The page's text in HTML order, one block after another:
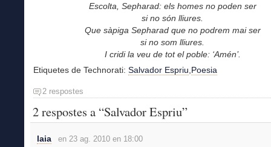
Escolta, Sepharad: els homes no poden ser
si no són lliures.
Que sàpiga Sepharad que no podrem mai ser
si no som lliures.
I cridi la veu de tot el poble: ‘Amén’.
Etiquetes de Technorati: Salvador Espriu Poesia
2 respostes
2 respostes a “Salvador Espriu”
laia
en 23 ag. 2010 en 18:00